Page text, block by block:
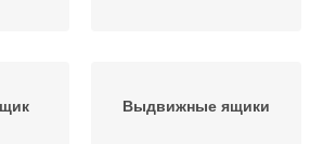
Выдвижные ящики